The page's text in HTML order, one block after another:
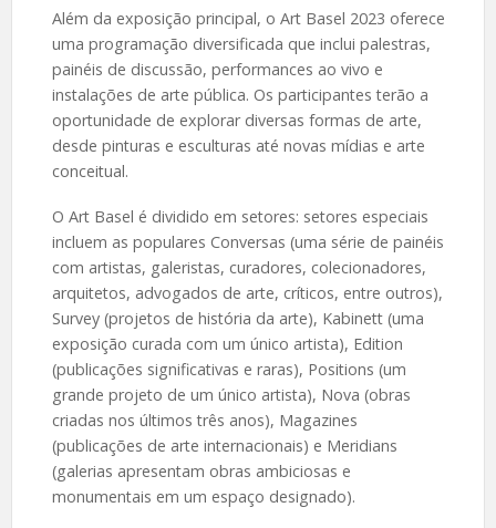
Além da exposição principal, o Art Basel 2023 oferece
uma programação diversificada que inclui palestras,
painéis de discussão, performances ao vivo e
instalações de arte pública. Os participantes terão a
oportunidade de explorar diversas formas de arte,
desde pinturas e esculturas até novas mídias e arte
conceitual.
O Art Basel é dividido em setores: setores especiais
incluem as populares Conversas (uma série de painéis
com artistas, galeristas, curadores, colecionadores,
arquitetos, advogados de arte, críticos, entre outros),
Survey (projetos de história da arte), Kabinett (uma
exposição curada com um único artista), Edition
(publicações significativas e raras), Positions (um
grande projeto de um único artista), Nova (obras
criadas nos últimos três anos), Magazines
(publicações de arte internacionais) e Meridians
(galerias apresentam obras ambiciosas e
monumentais em um espaço designado).